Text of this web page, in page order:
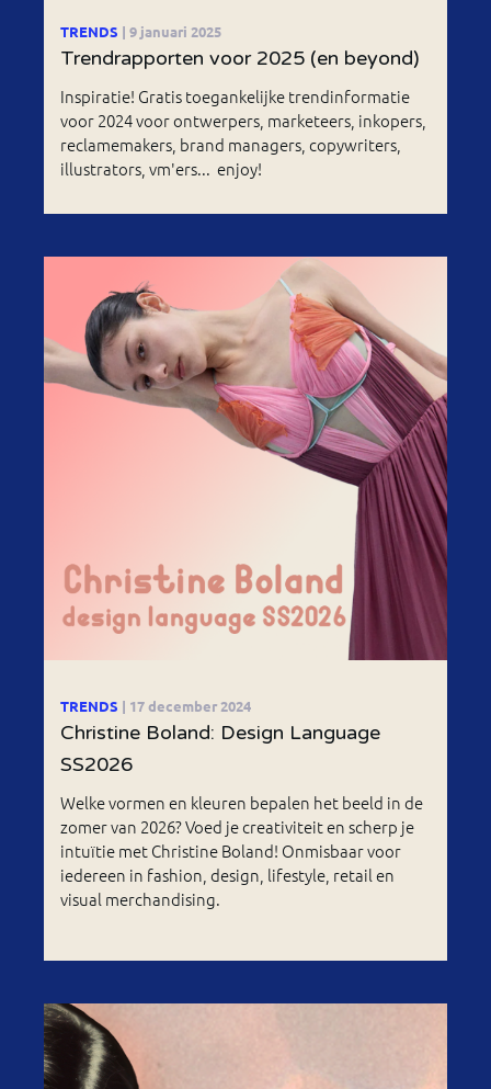
TRENDS | 9 januari 2025
Trendrapporten voor 2025 (en beyond)
Inspiratie! Gratis toegankelijke trendinformatie
voor 2024 voor ontwerpers, marketeers, inkopers,
reclamemakers, brand managers, copywriters,
illustrators, vm'ers... enjoy!
TRENDS | 17 december 2024
Christine Boland: Design Language
SS2026
Welke vormen en kleuren bepalen het beeld in de
zomer van 2026? Voed je creativiteit en scherp je
intuïtie met Christine Boland! Onmisbaar voor
iedereen in fashion, design, lifestyle, retail en
visual merchandising.